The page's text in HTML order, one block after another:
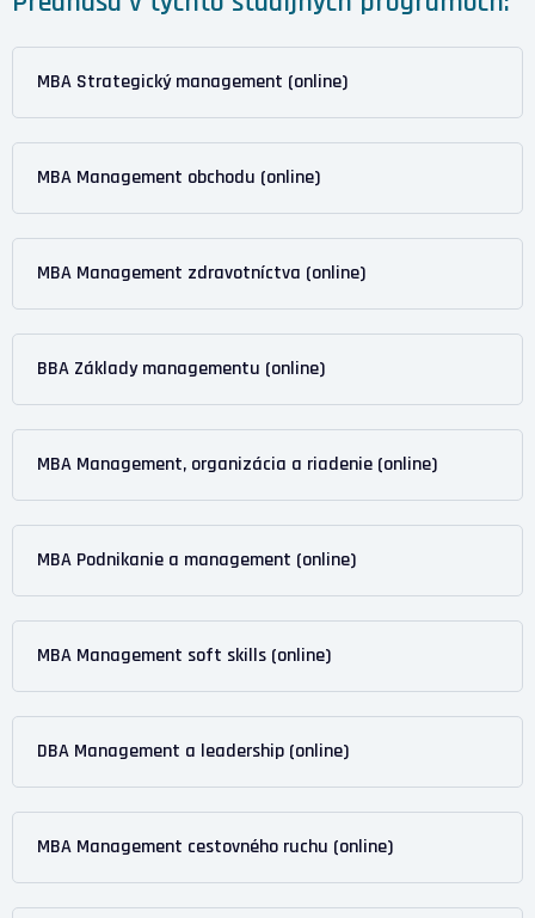
MBA Strategický management (online)
MBA Management obchodu (online)
MBA Management zdravotníctva (online)
BBA Základy managementu (online)
MBA Management, organizácia a riadenie (online)
MBA Podnikanie a management (online)
MBA Management soft skills (online)
DBA Management a leadership (online)
MBA Management cestovného ruchu (online)